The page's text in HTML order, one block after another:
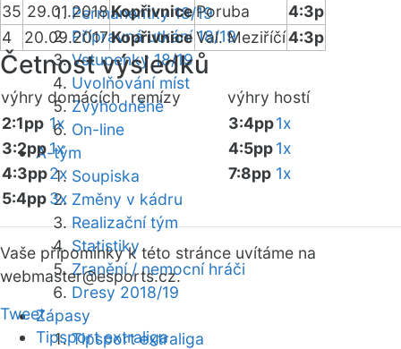
Permanentky 18/19
Přípravná utkání 18/19
Vstupenky 18/19
Uvolňování míst
Zvýhodněné
On-line
A-tým
Soupiska
Změny v kádru
Realizační tým
Statistiky
Zranění / nemocní hráči
Dresy 2018/19
Zápasy
Tipsport extraliga
35 29.01.2018KopřivnicePoruba
4:3p
4
20.09.2017KopřivniceVal. Meziříčí4:3p
Četnost výsledků
výhry domácích remízy výhry hostí
2:1pp 1x
3:2pp1x
4:3pp2x
5:4pp3x
3:4pp1x
4:5pp1x
7:8pp 1x
Vaše připomínky k této stránce uvítáme na
webmaster@esports.cz.
Tweet
Tipsport extraliga